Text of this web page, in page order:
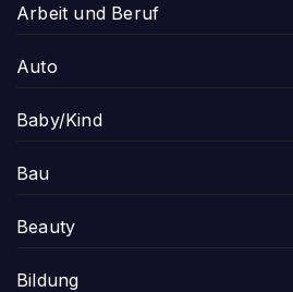
Arbeit und Beruf
Auto
Baby/Kind
Bau
Beauty
Bildung